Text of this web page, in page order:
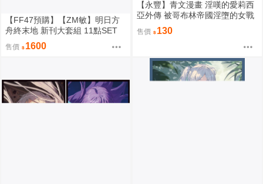
【FF47預購】【ZM敏】明日方
舟終末地 新刊大套組 11點SET
[伊馮][洛西][莊芳宜]
售價 1600
【永豐】青文漫畫 淫嘆的愛莉西
亞外傳 被哥布林帝國淫墮的女戰
士(全)(全新) 出版: 2026/08/06
售價 130